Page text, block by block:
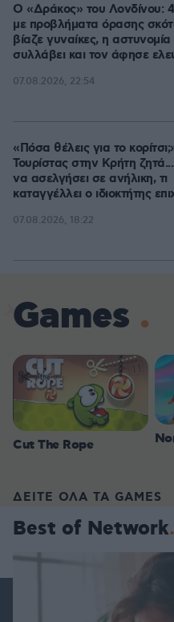
Ο «Δράκος» του Λονδίνου:
με προβλήματα όρασης
βίαζε γυναίκες, η αστυνομία
συλλάβει και τον άφησε
07.08.2026, 22:54
«Πόσα θέλεις για το
Τουρίστας στην Κρήτη ζητά...
να ασελγήσει σε ανήλικη, τι
καταγγέλλει ο ιδιοκτήτης
07.08.2026, 18:22
Games
Cut The Rope
ΔΕΙΤΕ ΟΛΑ ΤΑ GAMES
Best of Network